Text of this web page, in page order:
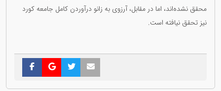
محقق نشده‌اند، اما در مقابل، آرزوی به زانو درآوردن کامل جامعه کورد
نیز تحقق نیافته است.